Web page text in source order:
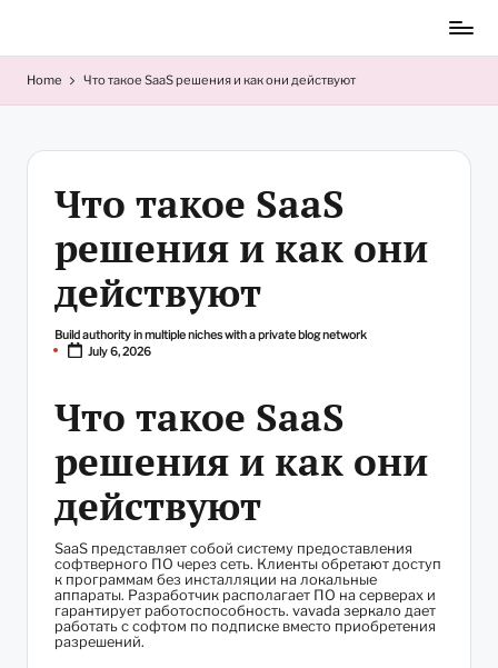
to
content
Home Что такое SaaS решения и как они действуют
Что такое SaaS
решения и как они
действуют
Posted
by
Build authority in multiple niches with a private blog network
July 6, 2026
Что такое SaaS
решения и как они
действуют
SaaS представляет собой систему предоставления
софтверного ПО через сеть. Клиенты обретают доступ
к программам без инсталляции на локальные
аппараты. Разработчик располагает ПО на серверах и
гарантирует работоспособность. vavada зеркало дает
работать с софтом по подписке вместо приобретения
разрешений.